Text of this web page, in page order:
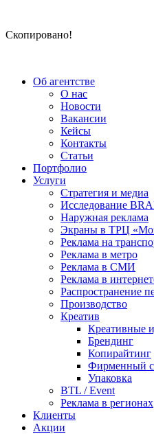
Скопировано!
Об агентстве
О нас
Новости
Вакансии
Кейсы
Контакты
Статьи
Портфолио
Услуги
Стратегия и медиа
Исследование
Наружная реклама
Экраны в ТРЦ
Реклама на
Реклама в метро
Реклама в СМИ
Реклама в
Распространение
Производство
Креатив
Креативные
Брендинг
Копирайтинг
Фирменный
Упаковка
BTL / Event
Реклама в регионах
Клиенты
Акции